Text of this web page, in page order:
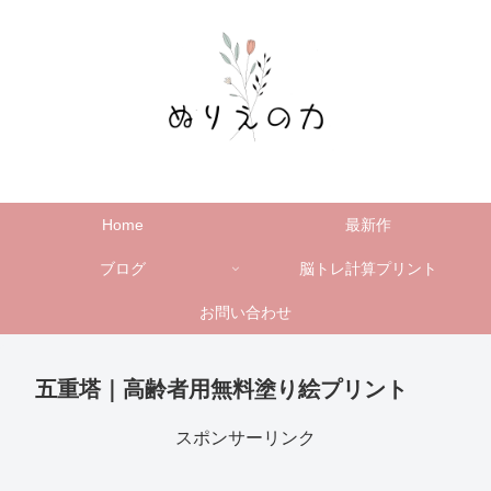
Home 最新作
ブログ 脳トレ計算プリント
お問い合わせ
五重塔｜高齢者用無料塗り絵プリント
スポンサーリンク